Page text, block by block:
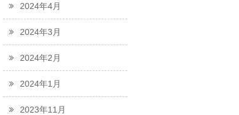
2024年4月
2024年3月
2024年2月
2024年1月
2023年11月